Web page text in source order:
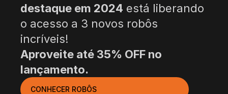
destaque em 2024 está liberando
o acesso a 3 novos robôs
incríveis!
Aproveite até 35% OFF no
lançamento.
CONHECER ROBÔS